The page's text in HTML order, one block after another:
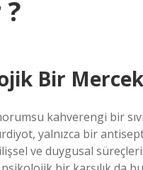
Bir
kahverengi bir
yalnızca bir
ve duygusal